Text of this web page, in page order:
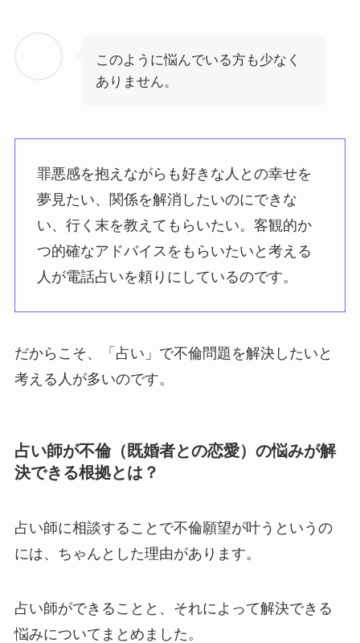
このように悩んでいる方も少なく
ありません。
罪悪感を抱えながらも好きな人との幸せを
夢見たい、関係を解消したいのにできな
い、行く末を教えてもらいたい。客観的か
つ的確なアドバイスをもらいたいと考える
人が電話占いを頼りにしているのです。
だからこそ、「占い」で不倫問題を解決したいと
考える人が多いのです。
占い師が不倫（既婚者との恋愛）の悩みが解
決できる根拠とは？
占い師に相談することで不倫願望が叶うというの
には、ちゃんとした理由があります。
占い師ができることと、それによって解決できる
悩みについてまとめました。